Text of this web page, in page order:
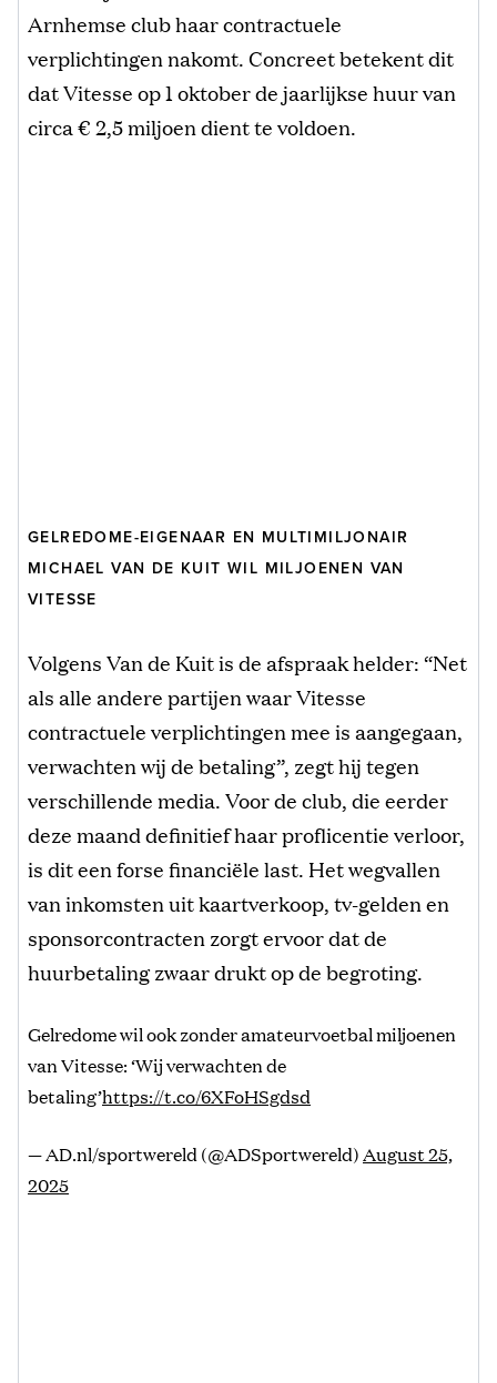
Arnhemse club haar contractuele
verplichtingen nakomt. Concreet betekent dit
dat Vitesse op 1 oktober de jaarlijkse huur van
circa € 2,5 miljoen dient te voldoen.
GELREDOME-EIGENAAR EN MULTIMILJONAIR
MICHAEL VAN DE KUIT WIL MILJOENEN VAN
VITESSE
Volgens Van de Kuit is de afspraak helder: “Net
als alle andere partijen waar Vitesse
contractuele verplichtingen mee is aangegaan,
verwachten wij de betaling”, zegt hij tegen
verschillende media. Voor de club, die eerder
deze maand definitief haar proflicentie verloor,
is dit een forse financiële last. Het wegvallen
van inkomsten uit kaartverkoop, tv-gelden en
sponsorcontracten zorgt ervoor dat de
huurbetaling zwaar drukt op de begroting.
Gelredome wil ook zonder amateurvoetbal miljoenen
van Vitesse: ‘Wij verwachten de
betaling’https://t.co/6XFoHSgdsd
— AD.nl/sportwereld (@ADSportwereld) August 25,
2025